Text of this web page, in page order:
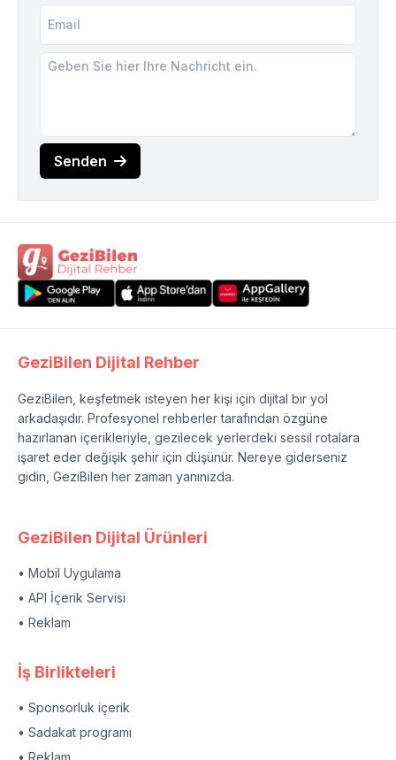
Senden
GeziBilen Dijital Rehber
GeziBilen, keşfetmek isteyen her kişi için dijital bir yol
arkadaşıdır. Profesyonel rehberler tarafından özgüne
hazırlanan içerikleriyle, gezilecek yerlerdeki sessil rotalara
işaret eder değişik şehir için düşünür. Nereye giderseniz
gidin, GeziBilen her zaman yanınızda.
GeziBilen Dijital Ürünleri
• Mobil Uygulama
• API İçerik Servisi
• Reklam
İş Birlikteleri
• Sponsorluk içerik
• Sadakat programı